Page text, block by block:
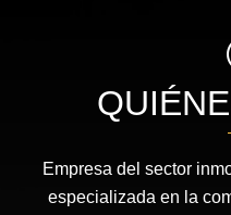
Empresa del sector
especializada en la